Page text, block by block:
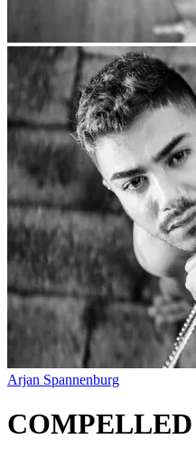
Arjan Spannenburg